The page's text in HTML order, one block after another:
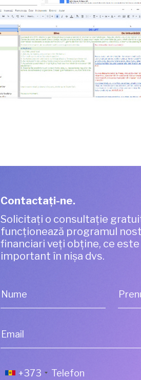
Contactaţi-ne.
Solicitați o consultație
funcționează programul
financiari veți obține, ce
important în nișa dvs.
Nume
Email
+373